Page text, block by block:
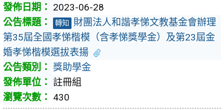
2023-06-28
轉知
財團法人和諧孝悌文教基金會辦理
第35屆全國孝悌楷模（含孝悌獎學金）及第23屆金
婚孝悌楷模選拔表揚
獎助學金
註冊組
430